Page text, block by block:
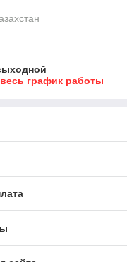
график работы